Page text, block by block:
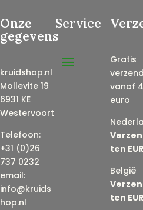
Onze
gegevens
kruidshop.nl
Mollevite 19
6931 KE
Westervoort
Telefoon:
+31 (0)26
737 0232
email:
info@kruids
hop.nl
Service
Gratis
vanaf
euro
ten
België
ten